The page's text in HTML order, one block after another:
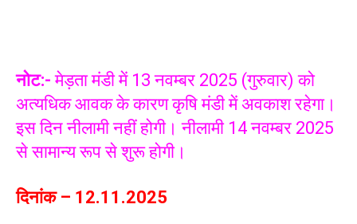
नोट:- मेड़ता मंडी में 13 नवम्बर 2025 (गुरुवार) को
अत्यधिक आवक के कारण कृषि मंडी में अवकाश रहेगा।
इस दिन नीलामी नहीं होगी। नीलामी 14 नवम्बर 2025
से सामान्य रूप से शुरू होगी।
दिनांक – 12.11.2025